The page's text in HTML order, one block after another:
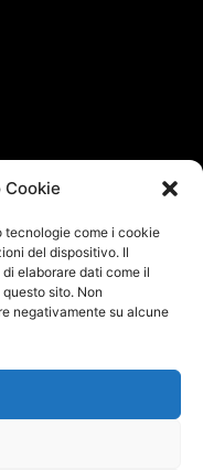
Cookie
tecnologie come i cookie
del dispositivo. Il
elaborare dati come il
sito. Non
negativamente su alcune
srl
771065
€